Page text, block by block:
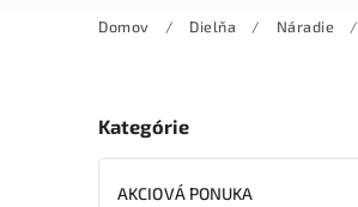
Domov / Dielňa / Náradie /
Kategórie
AKCIOVÁ PONUKA